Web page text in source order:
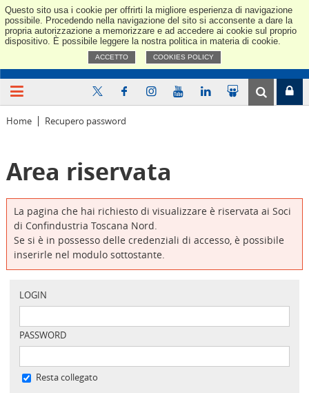
Questo sito usa i cookie per offrirti la migliore esperienza di navigazione
possibile. Procedendo nella navigazione del sito si acconsente a dare la
propria autorizzazione a memorizzare e ad accedere ai cookie sul proprio
dispositivo. È possibile leggere la nostra politica in materia di cookie.
ACCETTO COOKIES POLICY
Home Recupero password
Area riservata
La pagina che hai richiesto di visualizzare è riservata ai Soci
di Confindustria Toscana Nord.
Se si è in possesso delle credenziali di accesso, è possibile
inserirle nel modulo sottostante.
LOGIN
PASSWORD
Resta collegato